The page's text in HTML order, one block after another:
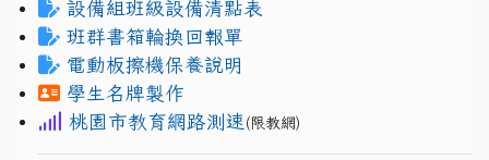
設備組班級設備清點表
班群書箱輪換回報單
電動板擦機保養說明
學生名牌製作
桃園市教育網路測速 (限教網)